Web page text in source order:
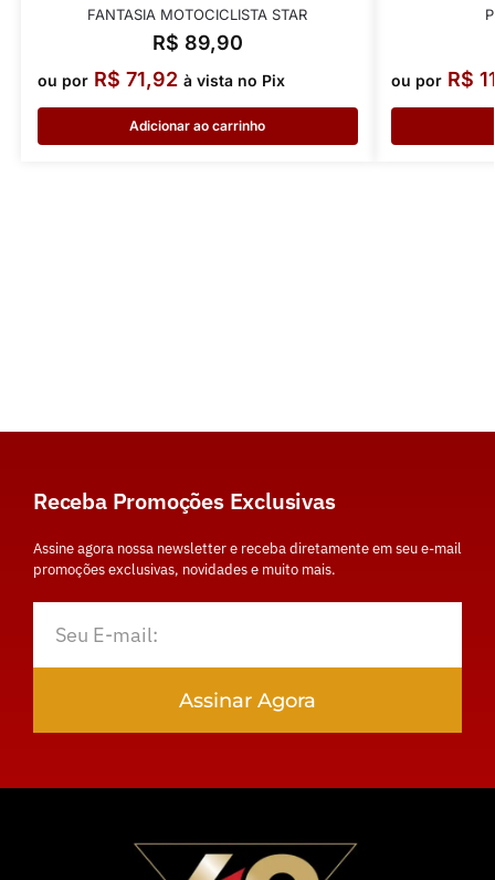
FANTASIA MOTOCICLISTA STAR
R$ 89,90
ou por R$ 71,92 à vista no Pix
Adicionar ao carrinho
ou por R$
Receba Promoções Exclusivas
Assine agora nossa newsletter e receba diretamente em seu e-mail
promoções exclusivas, novidades e muito mais.
Assinar Agora